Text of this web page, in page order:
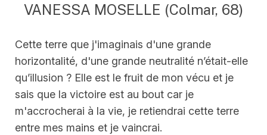
VANESSA MOSELLE (Colmar, 68)
Cette terre que j'imaginais d'une grande
horizontalité, d'une grande neutralité n’était-elle
qu’illusion ? Elle est le fruit de mon vécu et je
sais que la victoire est au bout car je
m'accrocherai à la vie, je retiendrai cette terre
entre mes mains et je vaincrai.